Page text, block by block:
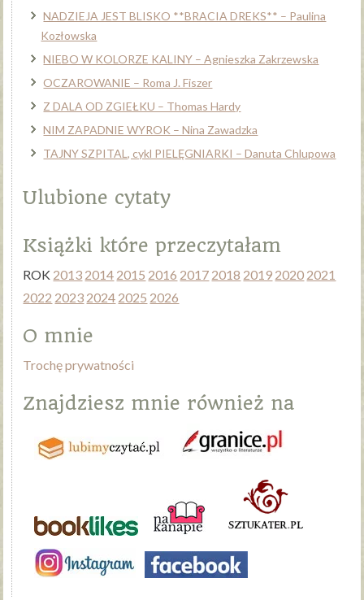
NADZIEJA JEST BLISKO **BRACIA DREKS** – Paulina
Kozłowska
NIEBO W KOLORZE KALINY – Agnieszka Zakrzewska
OCZAROWANIE – Roma J. Fiszer
Z DALA OD ZGIEŁKU – Thomas Hardy
NIM ZAPADNIE WYROK – Nina Zawadzka
TAJNY SZPITAL, cykl PIELĘGNIARKI – Danuta Chlupowa
Ulubione cytaty
Książki które przeczytałam
ROK 2013 2014 2015 2016 2017 2018 2019 2020 2021
2022 2023 2024 2025 2026
O mnie
Trochę prywatności
Znajdziesz mnie również na